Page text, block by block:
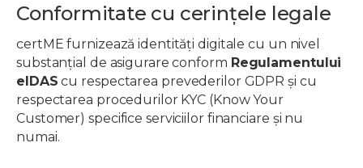
Conformitate cu cerințele legale
certME furnizează identități digitale cu un nivel
substanțial de asigurare conform Regulamentului
eIDAS cu respectarea prevederilor GDPR și cu
respectarea procedurilor KYC (Know Your
Customer) specifice serviciilor financiare și nu
numai.